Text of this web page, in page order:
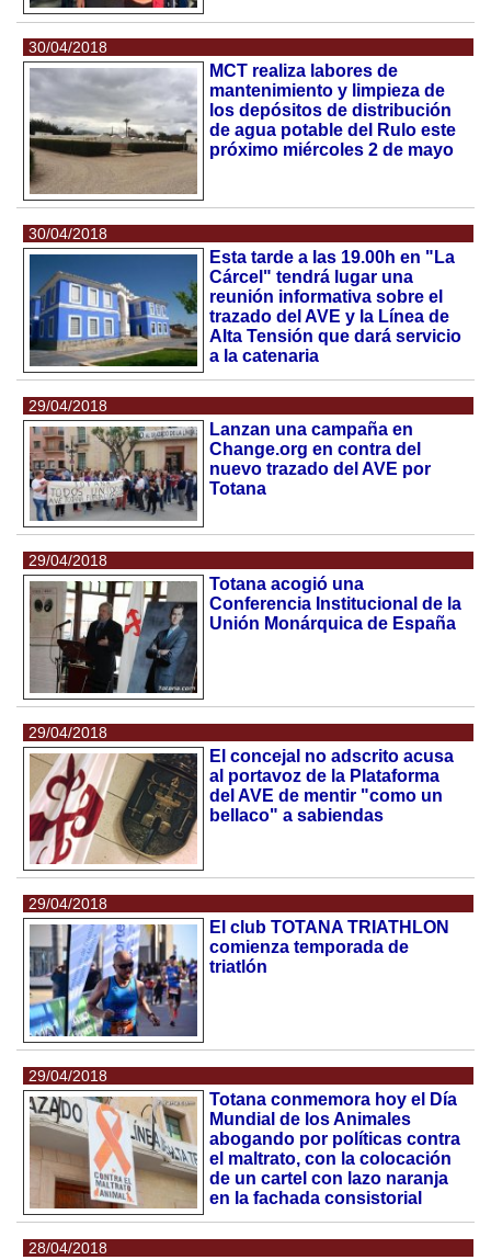
30/04/2018
MCT realiza labores de
mantenimiento y limpieza de
los depósitos de distribución
de agua potable del Rulo este
próximo miércoles 2 de mayo
30/04/2018
Esta tarde a las 19.00h en "La
Cárcel" tendrá lugar una
reunión informativa sobre el
trazado del AVE y la Línea de
Alta Tensión que dará servicio
a la catenaria
29/04/2018
Lanzan una campaña en
Change.org en contra del
nuevo trazado del AVE por
Totana
29/04/2018
Totana acogió una
Conferencia Institucional de la
Unión Monárquica de España
29/04/2018
El concejal no adscrito acusa
al portavoz de la Plataforma
del AVE de mentir "como un
bellaco" a sabiendas
29/04/2018
El club TOTANA TRIATHLON
comienza temporada de
triatlón
29/04/2018
Totana conmemora hoy el Día
Mundial de los Animales
abogando por políticas contra
el maltrato, con la colocación
de un cartel con lazo naranja
en la fachada consistorial
28/04/2018